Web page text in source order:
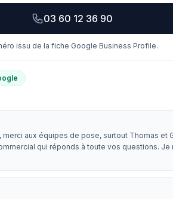
03 60 12 36 90
issu de la fiche Google Business Profile.
merci aux équipes de pose, surtout Thomas et
qui réponds à toute vos questions.